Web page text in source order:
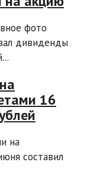
фото
дивиденды
16
на
составил